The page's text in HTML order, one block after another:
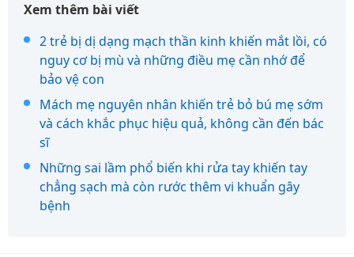
Xem thêm bài viết
2 trẻ bị dị dạng mạch thần kinh khiến mắt lồi, có
nguy cơ bị mù và những điều mẹ cần nhớ để
bảo vệ con
Mách mẹ nguyên nhân khiến trẻ bỏ bú mẹ sớm
và cách khắc phục hiệu quả, không cần đến bác
sĩ
Những sai lầm phổ biến khi rửa tay khiến tay
chẳng sạch mà còn rước thêm vi khuẩn gây
bệnh